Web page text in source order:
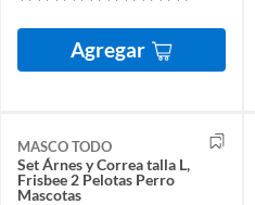
Agregar
MASCO TODO
Set Árnes y Correa talla L,
Frisbee 2 Pelotas Perro
Mascotas